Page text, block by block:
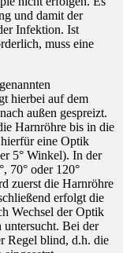
und damit der
Infektion. Ist
muss eine
hierbei auf dem
außen gespreizt.
Harnröhre bis in die
eine Optik
5° Winkel). In der
70° oder 120°
zuerst die Harnröhre
erfolgt die
Wechsel der Optik
untersucht. Bei der
Regel blind, d.h. die